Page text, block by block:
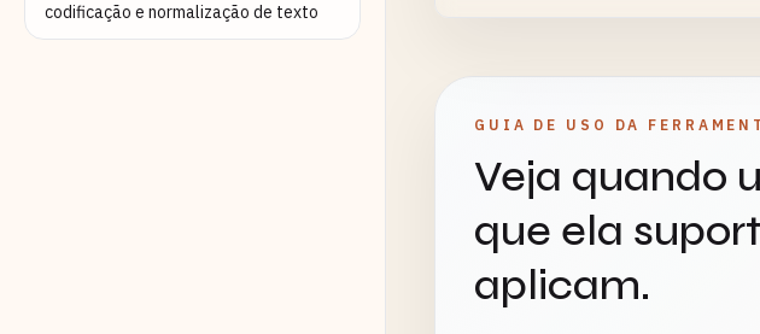
codificação e normalização de texto
GUIA DE USO DA
Veja quando
que ela
aplicam.